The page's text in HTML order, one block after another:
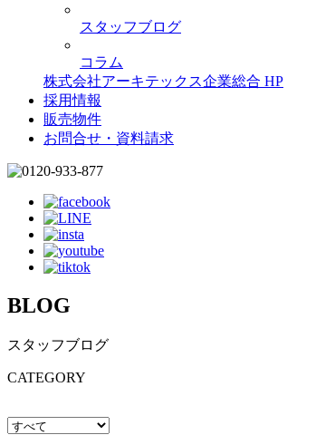
スタッフブログ
コラム
株式会社アーキテックス企業総合 HP
採用情報
販売物件
お問合せ・資料請求
BLOG
スタッフブログ
CATEGORY